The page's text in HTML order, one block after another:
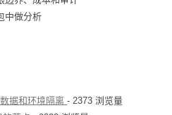
中做分析
据和环境隔离 - 2373 浏览量